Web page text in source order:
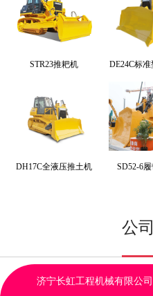
STR23推耙机 DE24C标
DH17C全液压推土机 SD52-6
公司
济宁长虹工程机械有限公司